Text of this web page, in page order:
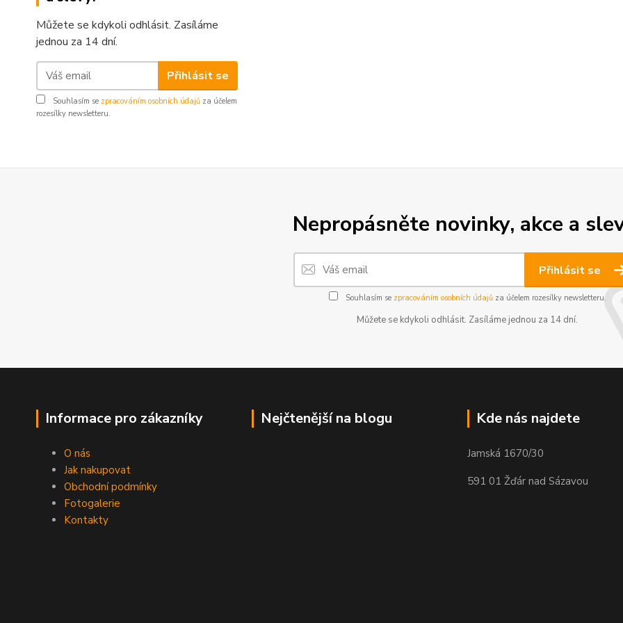
Můžete se kdykoli odhlásit. Zasíláme
jednou za 14 dní.
Přihlásit se
Souhlasím se zpracováním osobních údajů za účelem
rozesílky newsletteru.
Nepropásněte novinky, akce a
Přihlásit se
Souhlasím se zpracováním osobních údajůza účelem rozesílky newsletteru.
Můžete se kdykoli odhlásit. Zasíláme jednou za 14 dní.
Informace pro zákazníky
O nás
Jak nakupovat
Obchodní podmínky
Fotogalerie
Kontakty
Nejčtenější na blogu Kde nás najdete
Jamská 1670/30
591 01 Žďár nad Sázavou